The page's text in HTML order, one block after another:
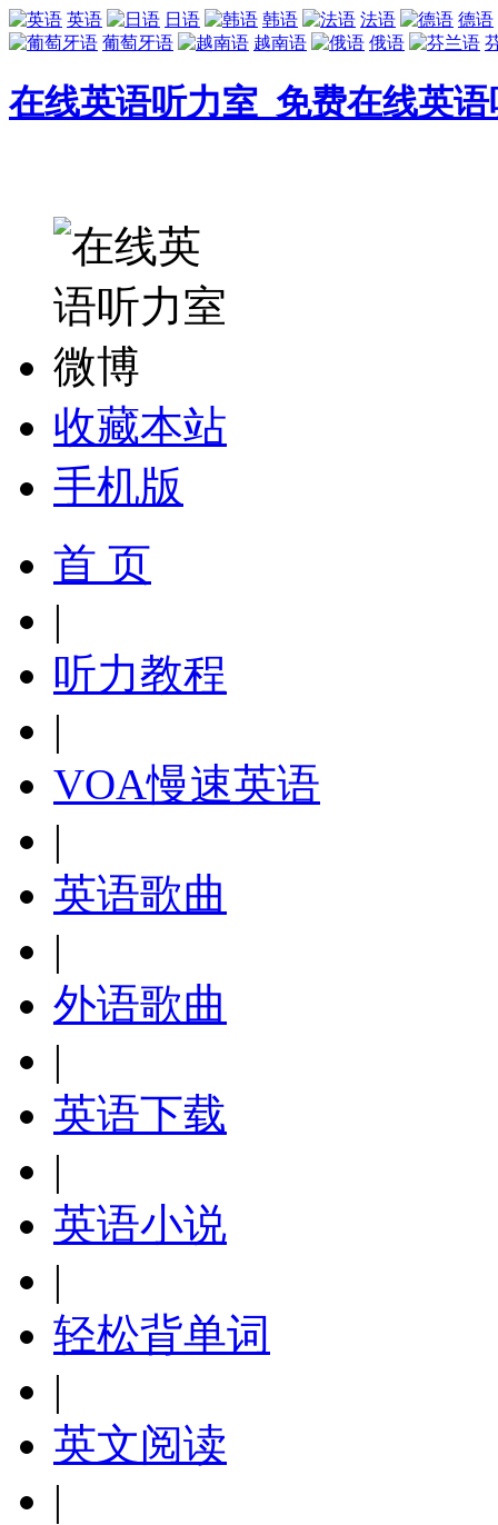
英语 日语 韩语 法语
德语
葡萄牙语
越南语 俄语
在线英语听力室_免费在线英
收藏本站
手机版
首 页
|
听力教程
|
VOA慢速英语
|
英语歌曲
|
外语歌曲
|
英语下载
|
英语小说
|
轻松背单词
|
英文阅读
|